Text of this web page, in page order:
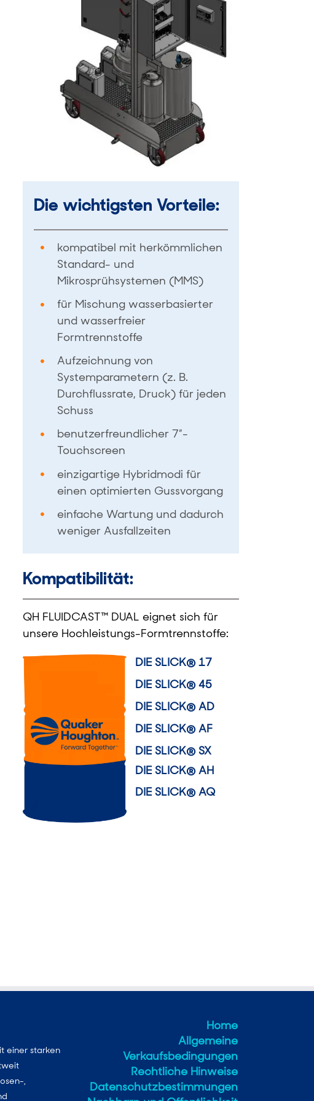
Die wichtigsten Vorteile:
kompatibel mit herkömmlichen
Standard- und
Mikrosprühsystemen (MMS)
für Mischung wasserbasierter
und wasserfreier
Formtrennstoffe
Aufzeichnung von
Systemparametern (z. B.
Durchflussrate, Druck) für jeden
Schuss
benutzerfreundlicher 7″-
Touchscreen
einzigartige Hybridmodi für
einen optimierten Gussvorgang
einfache Wartung und dadurch
weniger Ausfallzeiten
Kompatibilität:
QH FLUIDCAST™ DUAL eignet sich für
unsere Hochleistungs-Formtrennstoffe:
DIE SLICK® 17
DIE SLICK® 45
DIE SLICK® AD
DIE SLICK® AF
DIE SLICK® SX
DIE SLICK® AH
DIE SLICK® AQ
einer starken
,
Home
Allgemeine
Verkaufsbedingungen
Rechtliche Hinweise
Datenschutzbestimmungen